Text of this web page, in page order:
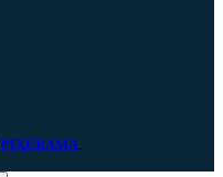
PIXERAMA.